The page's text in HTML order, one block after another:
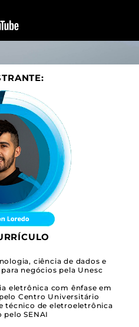
ciência de dados e
negócios pela Unesc
eletrônica com ênfase em
Centro Universitário
técnico de eletroeletrônica
SENAI